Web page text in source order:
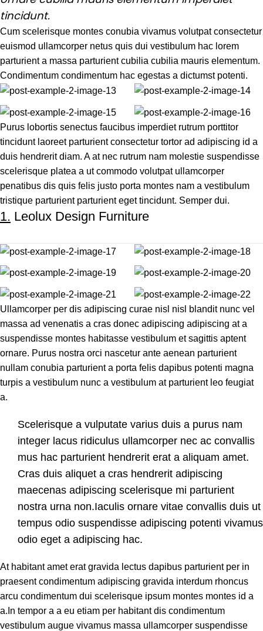
tincidunt.
Cum scelerisque montes conubia vivamus volutpat consectetur
euismod ullamcorper netus quis dui vestibulum hac lorem
parturient a massa parturient cubilia cubilia mauris elementum.
Condimentum condimentum hac egestas a dictumst potenti.
Purus lobortis senectus faucibus imperdiet rutrum porttitor
tincidunt laoreet parturient consectetur tortor ad adipiscing id a
duis hendrerit diam. A at nec rutrum nam molestie suspendisse
scelerisque platea a ut commodo volutpat ullamcorper
penatibus dis quis felis justo porta montes nam a vestibulum
tristique parturient parturient eget tincidunt. Semper dui.
1. Leolux Design Furniture
Ullamcorper per dis adipiscing curae nisl nisl blandit nunc vel
massa ad venenatis a cras donec adipiscing adipiscing at a
suspendisse montes habitasse vestibulum et sagittis aptent
ornare. Purus nostra orci nascetur ante aenean parturient
nullam conubia parturient a porta felis dapibus potenti magna
turpis a vestibulum nunc a vestibulum at parturient leo feugiat
a.
Scelerisque a vulputate varius duis a purus nam
integer lacus ridiculus ullamcorper nec ac convallis
mus hac parturient hendrerit erat a aliquam amet.
Cras duis aliquet a cras hendrerit adipiscing
maecenas adipiscing scelerisque mi parturient
nostra urna non.Iaculis ornare vitae convallis duis ut
tempus odio suspendisse adipiscing potenti vivamus
odio eget a adipiscing hac.
At habitant amet erat gravida lectus dapibus parturient per in
praesent condimentum adipiscing gravida interdum rhoncus
arcu condimentum dui scelerisque ipsum montes montes id a
a.In tempor a a eu etiam per habitant dis condimentum
vestibulum augue vivamus massa ullamcorper suspendisse